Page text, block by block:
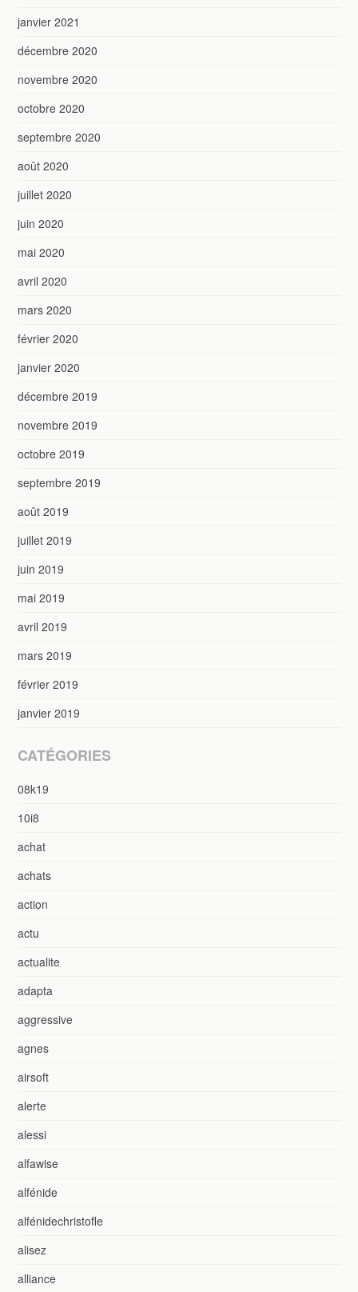
janvier 2021
décembre 2020
novembre 2020
octobre 2020
septembre 2020
août 2020
juillet 2020
juin 2020
mai 2020
avril 2020
mars 2020
février 2020
janvier 2020
décembre 2019
novembre 2019
octobre 2019
septembre 2019
août 2019
juillet 2019
juin 2019
mai 2019
avril 2019
mars 2019
février 2019
janvier 2019
CATÉGORIES
08k19
10i8
achat
achats
action
actu
actualite
adapta
aggressive
agnes
airsoft
alerte
alessi
alfawise
alfénide
alfénidechristofle
alisez
alliance